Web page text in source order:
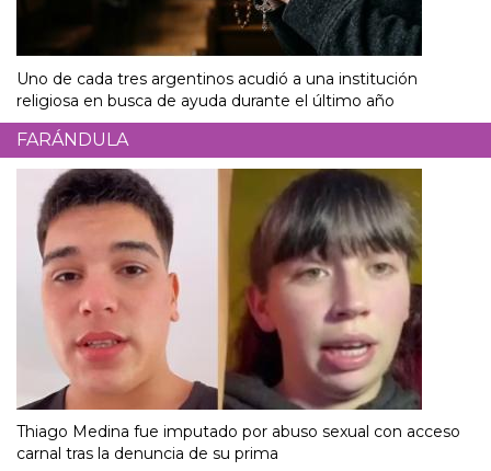
Uno de cada tres argentinos acudió a una institución
religiosa en busca de ayuda durante el último año
FARÁNDULA
Thiago Medina fue imputado por abuso sexual con acceso
carnal tras la denuncia de su prima